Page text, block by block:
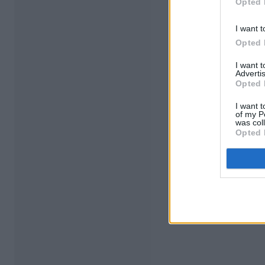
I want
Opted
I want
Opted
I want
of my
was
Opted